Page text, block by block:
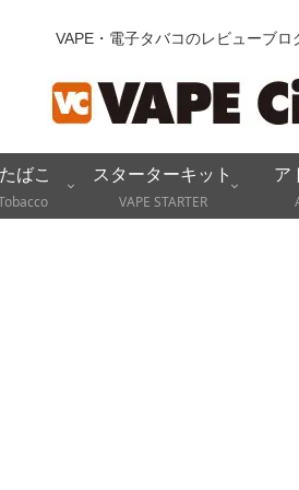
VAPE・電子タバコのレビューブロ
ばこ
スターターキット
VAPE STARTER
ア